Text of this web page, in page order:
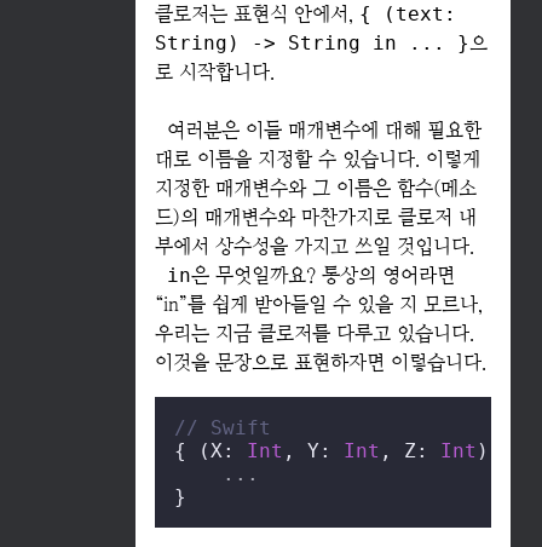
클로저는 표현식 안에서, { (text:
String) -> String in ... } 으
로 시작합니다.
여러분은 이들 매개변수에 대해 필요한
대로 이름을 지정할 수 있습니다. 이렇게
지정한 매개변수와 그 이름은 함수(메소
드)의 매개변수와 마찬가지로 클로저 내
부에서 상수성을 가지고 쓰일 것입니다.
in은 무엇일까요? 통상의 영어라면
“in”를 쉽게 받아들일 수 있을 지 모르나,
우리는 지금 클로저를 다루고 있습니다.
이것을 문장으로 표현하자면 이렇습니다.
// Swift
{ (X: Int , Y: Int , Z: Int ) ->
...
}